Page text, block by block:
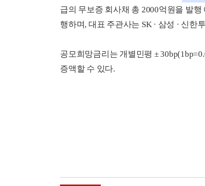
급의 무보증 회사채 총 2000억원을 발
행하며, 대표 주관사는 SK · 삼성 · 신한
공모희망금리는 개별민평 ±
증액할 수 있다.